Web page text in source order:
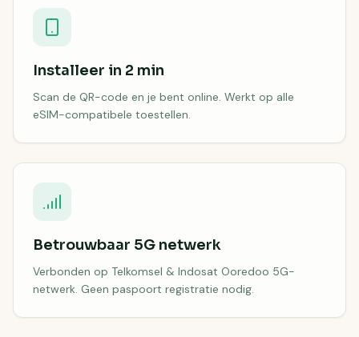
Installeer in 2 min
Scan de QR-code en je bent online. Werkt op alle
eSIM-compatibele toestellen.
Betrouwbaar 5G netwerk
Verbonden op Telkomsel & Indosat Ooredoo 5G-
netwerk. Geen paspoort registratie nodig.